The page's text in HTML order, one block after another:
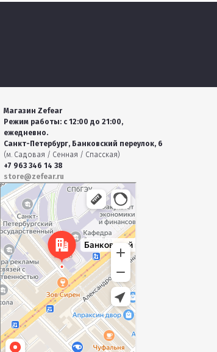
Магазин Zefear
Режим работы: с 12:00 до 21:00,
ежедневно.
Санкт-Петербург, Банковский переулок, 6
(м. Садовая / Сенная / Спасская)
+7 963 346 14 38
store@zefear.ru
Санкт‑Петербург
Банковский переулок, 6 — Яндекс Карты